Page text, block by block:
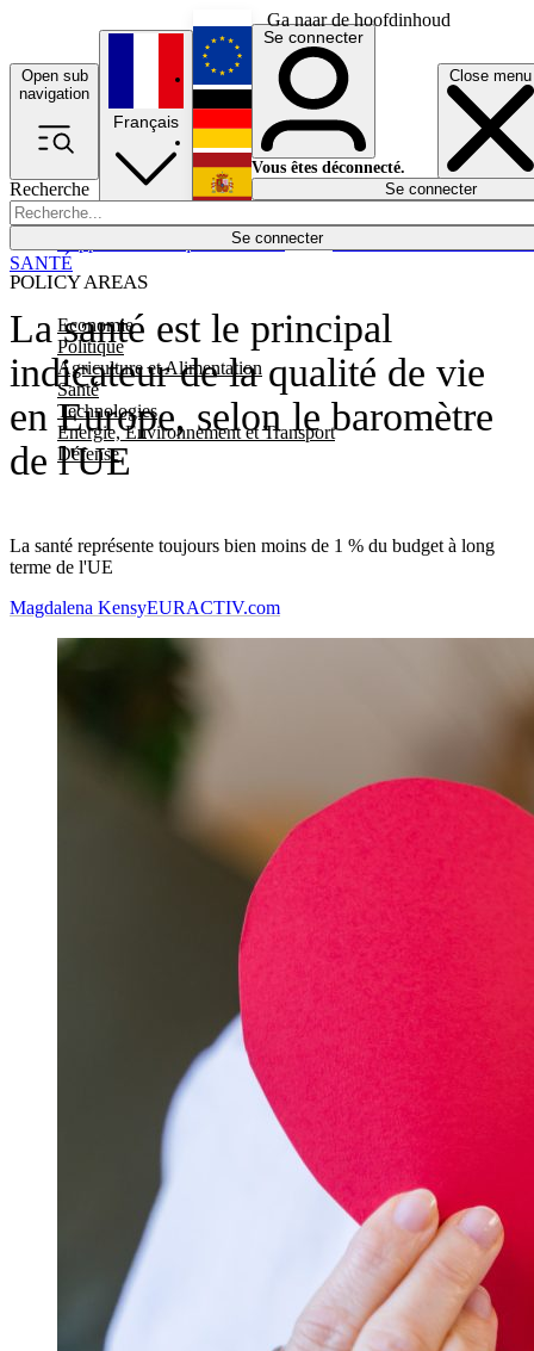
Ga naar de hoofdinhoud
Open sub
navigation
Close menu
Recherche
Se connecter
POLICY AREAS
Economie
Politique
Agriculture et Alimentation
Santé
Technologies
Energie, Environnement et Transport
Défense
Économie
Français
English
Deutsch
Español
Se connecter
Vous êtes déconnecté.
Se connecter
La santé est le principal
indicateur de la qualité de vie
en Europe, selon le baromètre
de l'UE
La santé représente toujours bien moins de 1 % du budget à long
terme de l'UE
SANTÉ
Magdalena KensyEURACTIV.com